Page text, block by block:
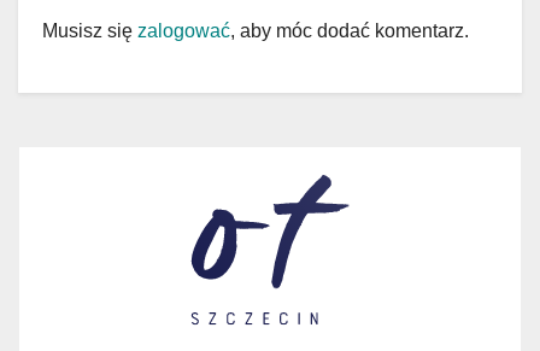
Musisz się zalogować, aby móc dodać komentarz.